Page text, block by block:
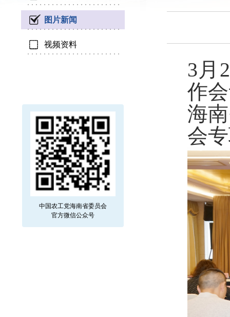
图片新闻
视频资料
中国农工党海南省委员会
官方微信公众号
3月
作
海
会